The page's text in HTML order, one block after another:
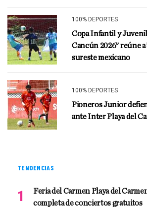
100% DEPORTES
Copa Infantil y
Cancún 2026” reúne
sureste mexicano
100% DEPORTES
Pioneros Junior
ante Inter Playa del
TENDENCIAS
Feria del Carmen Playa del
completa de conciertos gratuitos